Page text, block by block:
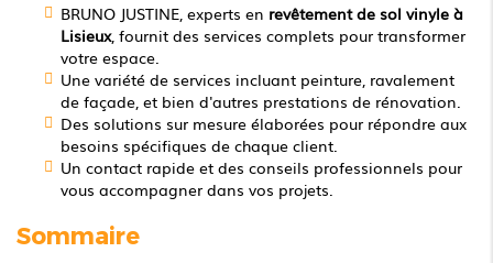
BRUNO JUSTINE, experts en revêtement de sol vinyle à
Lisieux, fournit des services complets pour transformer
votre espace.
Une variété de services incluant peinture, ravalement
de façade, et bien d'autres prestations de rénovation.
Des solutions sur mesure élaborées pour répondre aux
besoins spécifiques de chaque client.
Un contact rapide et des conseils professionnels pour
vous accompagner dans vos projets.
Sommaire